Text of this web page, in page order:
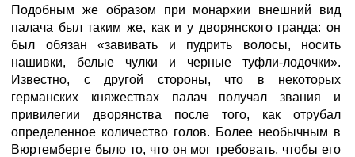
Подобным же образом при монархии внешний вид
палача был таким же, как и у дворянского гранда: он
был обязан «завивать и пудрить волосы, носить
нашивки, белые чулки и черные туфли-лодочки».
Известно, с другой стороны, что в некоторых
германских княжествах палач получал звания и
привилегии дворянства после того, как отрубал
определенное количество голов. Более необычным в
Вюртемберге было то, что он мог требовать, чтобы его